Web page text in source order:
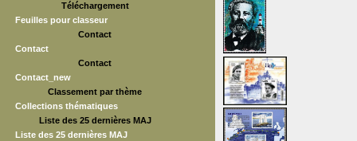
Téléchargement
Feuilles pour classeur
Contact
Contact
Contact
Contact_new
Classement par thème
Collections thématiques
Liste des 25 dernières MAJ
Liste des 25 dernières MAJ